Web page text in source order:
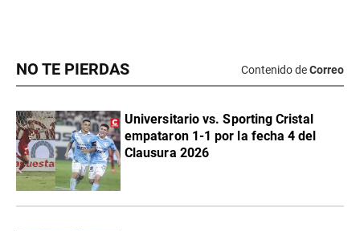
NO TE PIERDAS Contenido deCorreo
Universitario vs. Sporting Cristal
empataron 1-1 por la fecha 4 del
Clausura 2026